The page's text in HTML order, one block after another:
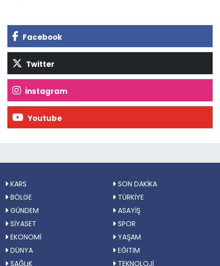
Facebook
Twitter
İnstagram
Youtube
KARS
SON DAKİKA
BÖLGE
TÜRKİYE
GÜNDEM
ASAYİŞ
SİYASET
SPOR
EKONOMİ
YAŞAM
DÜNYA
EĞITIM
SAĞLıK
TEKNOLOJİ